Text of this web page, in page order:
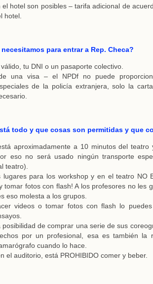
el hotel son posibles – tarifa adicional de
hotel.
para entrar a Rep. Checa?
tu DNI o un pasaporte colectivo.
una visa – el NPDf no puede
de la policía extranjera, solo la
todo y que cosas son permitidas y que
aproximadamente a 10 minutos del
eso no será usado ningún transporte
teatro).
lugares para los workshop y en el teatro NO
tomar fotos con flash! A los profesores no les
eso molesta a los grupos.
videos o tomar fotos con flash lo
posibilidad de comprar una serie de sus
por un profesional, esa es también la
cuando lo hace.
el auditorio, está PROHIBIDO comer y beber.